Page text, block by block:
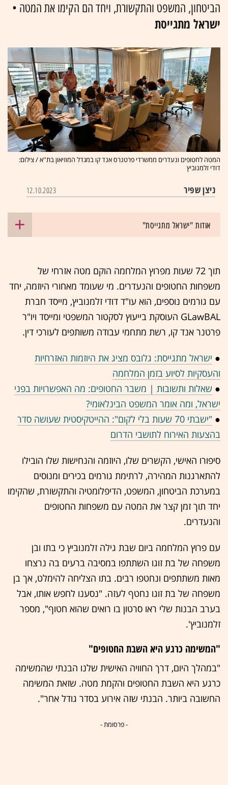
הביטחון, המשפט והתקשורת, ויחד הם הקימו את המטה •
ישראל מתגייסת
המטה לחטופים ונעדרים ממשרדי פרטנרס אנד קו במגדל המוזיאון בת''א / צילום:
דודי זלמנוביץ
ניצן שפיר 12.10.2023
אודות "ישראל מתגייסת"
תוך 72 שעות מפרוץ המלחמה הוקם מטה אזרחי של
משפחות החטופים והנעדרים. מי שעומד מאחורי היוזמה, יחד
עם גורמים נוספים, הוא עו"ד דודי זלמנוביץ, מייסד חברת
GLawBAL העוסקת בייעוץ לסקטור המשפטי ומייסד ויו"ר
פרטנר אנד קו, רשת מתחמי עבודה משותפים לעורכי דין.
● ישראל מתגייסת: גלובס מציג את היוזמות האזרחיות
והעסקיות לסיוע בזמן המלחמה
● שאלות ותשובות | משבר החטופים: מה האפשרויות בפני
ישראל, ומה אומר המשפט הבינלאומי?
●
"ישבתי 70 שעות בלי לקום": ההייטקיסטית שעושה סדר
בהצעות האירוח לתושבי הדרום
סיפורו האישי, הקשרים שלו, היוזמה והנחישות שלו הובילו
להתארגנות המהירה, לרתימת גורמים בכירים ומנוסים
במערכת הביטחון, המשפט, הדיפלומטיה והתקשורת, שהקימו
יחד תוך זמן קצר את המטה עם משפחות החטופים
והנעדרים.
עם פרוץ המלחמה ביום שבת גילה זלמנוביץ כי בתו ובן
משפחה של בת זוגו השתתפו במסיבה ברעים בה נרצחו
מאות משתתפים ונחטפו רבים. בתו הצליחה להימלט, אך בן
משפחה של בת זוגו נחטף לעזה. "נסענו לחפש אותו, אבל
בערב הבנות שלי ראו סרטון בו רואים שהוא חטוף", מספר
זלמנוביץ'.
"המשימה כרגע היא השבת החטופים"
"במהלך היום, דרך החוויה האישית שלנו הבנתי שהמשימה
כרגע היא השבת החטופים והקמת מטה. שזאת המשימה
החשובה ביותר. הבנתי שזה אירוע בסדר גודל אחר".
- פרסומת -